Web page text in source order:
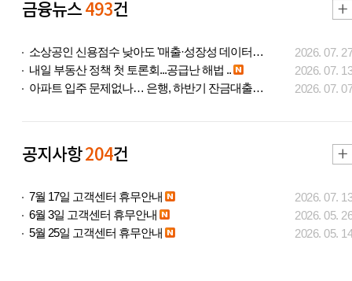
금융뉴스493건
소상공인 신용점수 낮아도 '매출·성장성 데이터..
2026. 07. 27
내일 부동산 정책 첫 토론회...공급난 해법 ..
2026. 07. 13
아파트 입주 문제없나… 은행, 하반기 잔금대출..
2026. 07. 07
공지사항204건
7월 17일 고객센터 휴무안내
2026. 07. 13
6월 3일 고객센터 휴무안내
2026. 05. 26
5월 25일 고객센터 휴무안내
2026. 05. 14